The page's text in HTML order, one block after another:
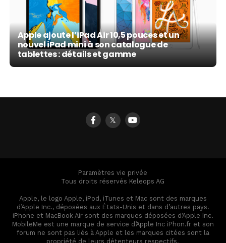
Apple ajoute l’iPad Air 10,5 pouces et un
nouvel iPad mini à son catalogue de
tablettes : détails et gamme
𝕏
Paramètres vie privée
Tous droits réservés Keleops AG
Apple, le logo Apple, iPod, iTunes et Mac sont des marques
d’Apple Inc., déposées aux États-Unis et dans d’autres pays.
iPhone et MacBook Air sont des marques déposées d’Apple Inc.
MobileMe est une marque de service d’Apple Inc iPhon.fr et son
forum ne sont pas liés à Apple et les marques citées sont la
propriété de leurs détenteurs respectifs.